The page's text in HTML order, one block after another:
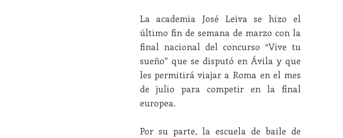
La academia José Leiva se hizo el
último fin de semana de marzo con la
final nacional del concurso “Vive tu
sueño” que se disputó en Ávila y que
les permitirá viajar a Roma en el mes
de julio para competir en la final
europea.
Por su parte, la escuela de baile de